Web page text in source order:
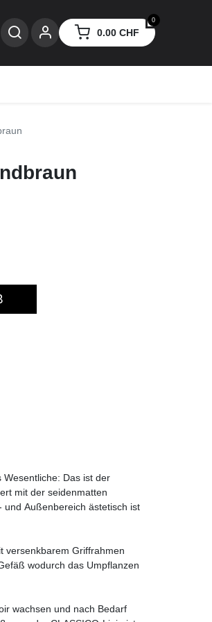
0
0.00CHF
Das ist der
mit der seidenmatten
und Außenbereich ästetisch ist
versenkbarem Griffrahmen
wodurch das Umpflanzen
wachsen und nach Bedarf